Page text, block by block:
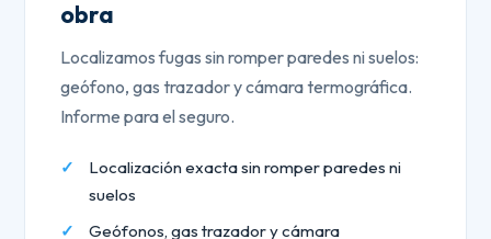
obra
Localizamos fugas sin romper paredes ni suelos:
geófono, gas trazador y cámara termográfica.
Informe para el seguro.
Localización exacta sin romper paredes ni
suelos
Geófonos, gas trazador y cámara